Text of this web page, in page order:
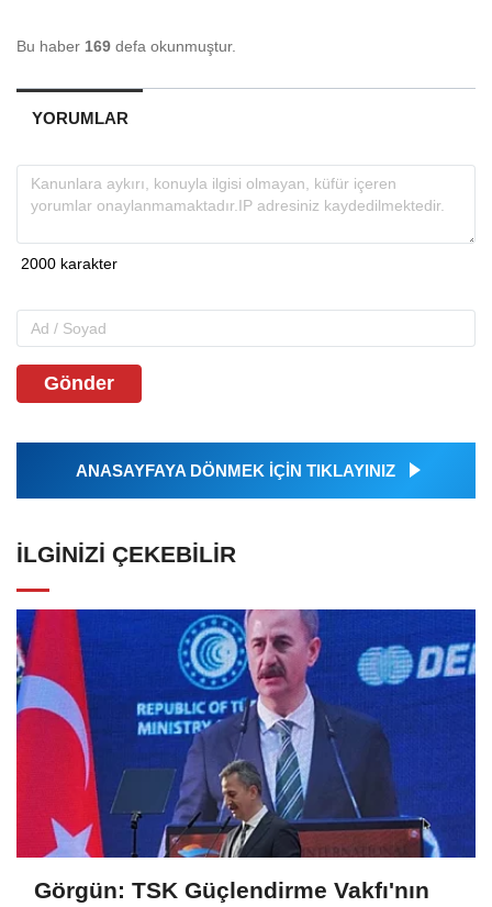
Bu haber 169 defa okunmuştur.
YORUMLAR
Gönder
ANASAYFAYA DÖNMEK İÇİN TIKLAYINIZ
İLGINIZI ÇEKEBILIR
Görgün: TSK Güçlendirme Vakfı'nın